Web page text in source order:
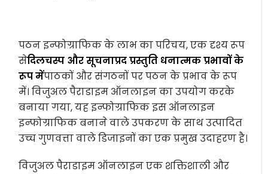
पठन इन्फोग्राफिक के लाभ का परिचय, एक दृश्य रूप
सेदिलचस्प और सूचनाप्रद प्रस्तुति धनात्मक प्रभावों के
रूप मेंपाठकों और संगठनों पर पठन के प्रभाव के रूप
में। विजुअल पैराडाइम ऑनलाइन का उपयोग करके
बनाया गया, यह इन्फोग्राफिक इस ऑनलाइन
इन्फोग्राफिक बनाने वाले उपकरण के साथ उत्पादित
उच्च गुणवत्ता वाले डिजाइनों का एक प्रमुख उदाहरण है।
विजुअल पैराडाइम ऑनलाइन एक शक्तिशाली और